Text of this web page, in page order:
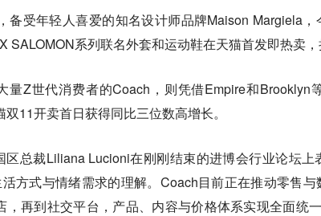
备受年轻人喜爱的知名设计师品牌Maison Margiela
SALOMON系列联名外套和运动鞋在天猫首发即热卖，
量Z世代消费者的Coach，则凭借Empire和Brooklyn
双11开卖首日获得同比三位数高增长。
区总裁Liliana Lucioni在刚刚结束的进博会行业论坛
活方式与情绪需求的理解。Coach目前正在推动零售
，再到社交平台，产品、内容与价格体系实现全面统